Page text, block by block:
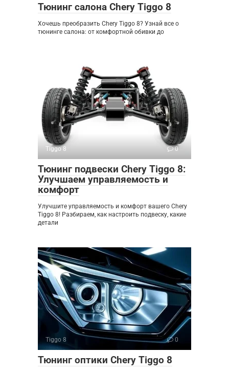
Тюнинг салона Chery Tiggo 8
Хочешь преобразить Chery Tiggo 8? Узнай все о
тюнинге салона: от комфортной обивки до
Tiggo 8 0
Тюнинг подвески Chery Tiggo 8:
Улучшаем управляемость и
комфорт
Улучшите управляемость и комфорт вашего Chery
Tiggo 8! Разбираем, как настроить подвеску, какие
детали
Tiggo 8 0
Тюнинг оптики Chery Tiggo 8